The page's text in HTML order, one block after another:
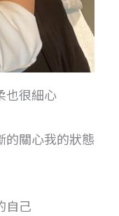
也很細心
的關心我的狀態
自己